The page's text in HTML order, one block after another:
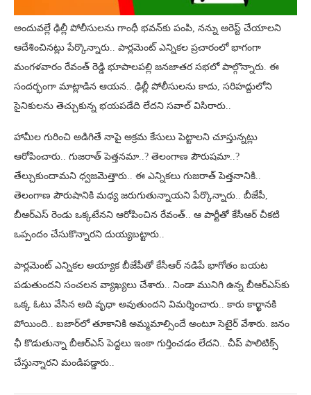
అందువల్లే ఢిల్లీ పోలీసులను గాంధీ భవన్‌కు పంపి, నన్ను అరెస్ట్‌ చేయాలని
ఆదేశించినట్లు పేర్కొన్నారు.. పార్లమెంట్ ఎన్నికల ప్రచారంలో భాగంగా
మంగళవారం రేవంత్ రెడ్డి భూపాలపల్లి జనజాతర సభలో పాల్గొన్నారు. ఈ
సందర్భంగా మాట్లాడిన ఆయన.. ఢిల్లీ పోలీసులను కాదు, సరిహద్దులోని
సైనికులను తెచ్చుకున్న భయపడేది లేదని సవాల్ విసిరారు..
హామీల గురించి అడిగితే నాపై అక్రమ కేసులు పెట్టాలని చూస్తున్నట్లు
ఆరోపించారు.. గుజరాత్ పెత్తనమా..? తెలంగాణ పౌరుషమా..?
తేల్చుకుందామని ధ్వజమెత్తారు.. ఈ ఎన్నికలు గుజరాత్ పెత్తనానికి..
తెలంగాణ పౌరుషానికి మధ్య జరుగుతున్నాయని పేర్కొన్నారు.. బీజేపీ,
బీఆర్ఎస్ రెండు ఒక్కటేనని ఆరోపించిన రేవంత్.. ఆ పార్టీతో కేసీఆర్ చీకటి
ఒప్పందం చేసుకొన్నారని దుయ్యబట్టారు..
పార్లమెంట్ ఎన్నికల అయ్యాక బీజేపీతో కేసీఆర్ నడిపే భాగోతం బయట
పడుతుందని సంచలన వ్యాఖ్యలు చేశారు.. నిండా మునిగి ఉన్న బీఆర్ఎస్‌కు
ఒక్క ఓటు వేసిన అది వృధా అవుతుందని విమర్శించారు.. కారు కార్ఖానకి
పోయింది.. బజార్‌లో తూకానికి అమ్మమాల్సిందే అంటూ సెటైర్ వేశారు. జనం
ఛీ కొడుతున్నా బీఆర్ఎస్ పెద్దలు ఇంకా గుర్తించడం లేదని.. చీప్ పాలిటిక్స్
చేస్తున్నారని మండిపడ్డారు..